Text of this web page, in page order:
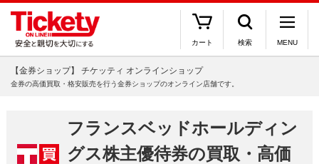
カート 検索 MENU
【金券ショップ】 チケッティ オンラインショップ
金券の高価買取・格安販売を行う金券ショップのオンライン店舗です。
フランスベッドホールディン
グス株主優待券の買取・高価